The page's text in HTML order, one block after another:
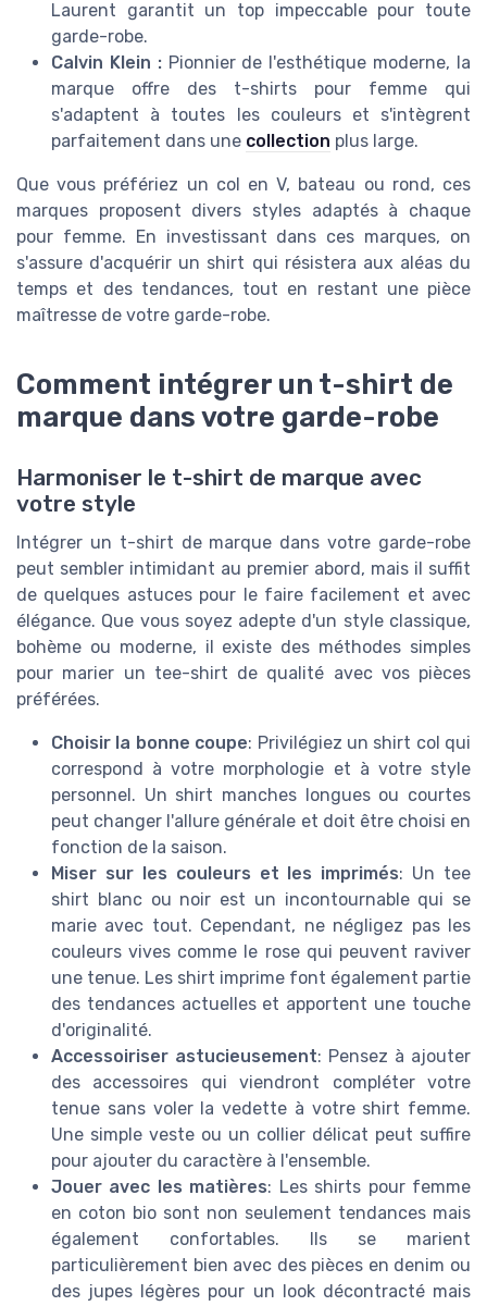
Laurent garantit un top impeccable pour toute
garde-robe.
Calvin Klein :Pionnier de l'esthétique moderne, la
marque offre des t-shirts pour femme qui
s'adaptent à toutes les couleurset s'intègrent
parfaitement dans une collection plus large.
Que vous préfériez un col en V, bateau ou rond, ces
marques proposent divers styles adaptés à chaque
pour femme. En investissant dans ces marques, on
s'assure d'acquérir un shirt qui résistera aux aléas du
temps et des tendances, tout en restant une pièce
maîtresse de votre garde-robe.
Comment intégrer un t-shirt de
marque dans votre garde-robe
Harmoniser le t-shirt de marque avec
votre style
Intégrer un t-shirt de marque dans votre garde-robe
peut sembler intimidant au premier abord, mais il suffit
de quelques astuces pour le faire facilement et avec
élégance. Que vous soyez adepte d'un style classique,
bohème ou moderne, il existe des méthodes simples
pour marier un tee-shirt de qualité avec vos pièces
préférées.
Choisir la bonne coupe: Privilégiez un shirt col qui
correspond à votre morphologie et à votre style
personnel. Un shirt manches longues ou courtes
peut changer l'allure générale et doit être choisi en
fonction de la saison.
Miser sur les couleurs et les imprimés: Un tee
shirt blanc ou noir est un incontournable qui se
marie avec tout. Cependant, ne négligez pas les
couleurs vives comme le rose qui peuvent raviver
une tenue. Les shirt imprime font également partie
des tendances actuelles et apportent une touche
d'originalité.
Accessoiriser astucieusement: Pensez à ajouter
des accessoires qui viendront compléter votre
tenue sans voler la vedette à votre shirt femme.
Une simple veste ou un collier délicat peut suffire
pour ajouter du caractère à l'ensemble.
Jouer avec les matières: Les shirts pour femme
en coton bio sont non seulement tendances mais
également confortables. Ils se marient
particulièrement bien avec des pièces en denim ou
des jupes légères pour un look décontracté mais